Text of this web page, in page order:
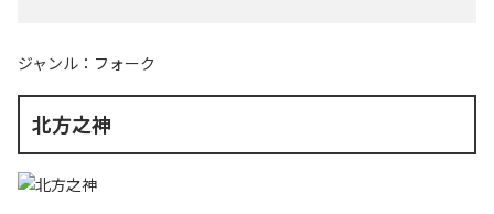
ジャンル： フォーク
北方之神